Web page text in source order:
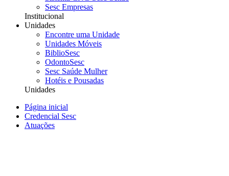
Sesc Empresas
Institucional
Unidades
Encontre uma Unidade
Unidades Móveis
BiblioSesc
OdontoSesc
Sesc Saúde Mulher
Hotéis e Pousadas
Unidades
Página inicial
Credencial Sesc
Atuações